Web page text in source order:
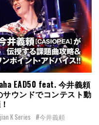
EAD50 feat. 今井義頼
サウンドでコンテスト動
K Series
#今井義頼